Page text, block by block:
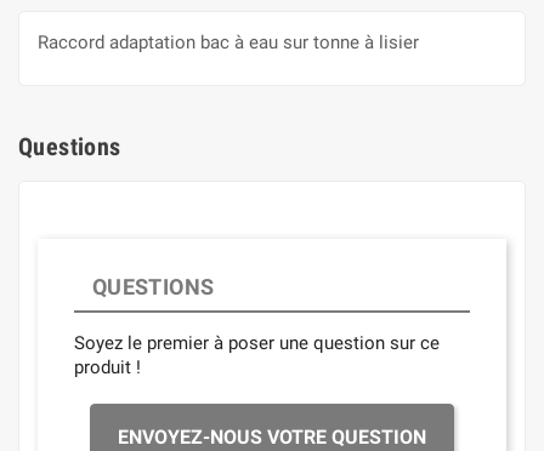
Raccord adaptation bac à eau sur tonne à lisier
Questions
QUESTIONS
Soyez le premier à poser une question sur ce
produit !
ENVOYEZ-NOUS VOTRE QUESTION